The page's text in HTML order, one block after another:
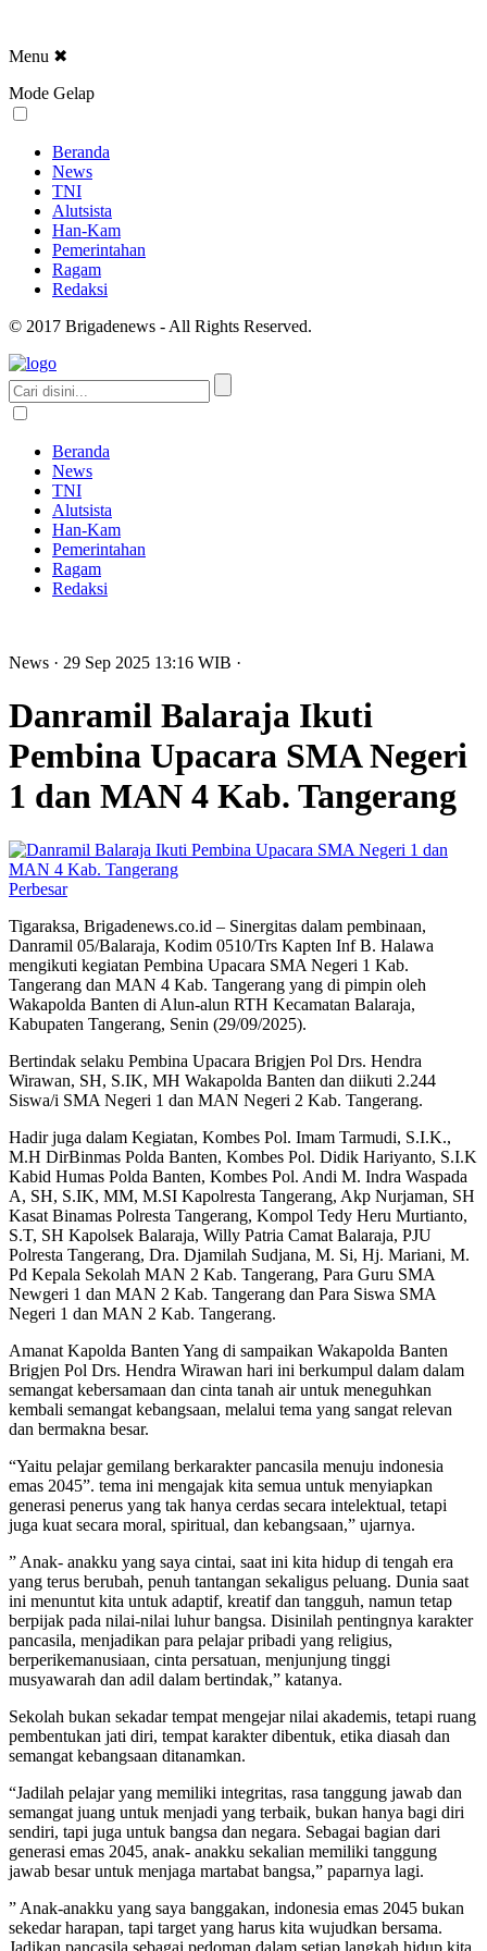
Menu ✖
Mode Gelap
Beranda
News
TNI
Alutsista
Han-Kam
Pemerintahan
Ragam
Redaksi
© 2017 Brigadenews - All Rights Reserved.
Beranda
News
TNI
Alutsista
Han-Kam
Pemerintahan
Ragam
Redaksi
News · 29 Sep 2025 13:16 WIB ·
Danramil Balaraja Ikuti
Pembina Upacara SMA Negeri
1 dan MAN 4 Kab. Tangerang
Perbesar
Tigaraksa, Brigadenews.co.id – Sinergitas dalam pembinaan,
Danramil 05/Balaraja, Kodim 0510/Trs Kapten Inf B. Halawa
mengikuti kegiatan Pembina Upacara SMA Negeri 1 Kab.
Tangerang dan MAN 4 Kab. Tangerang yang di pimpin oleh
Wakapolda Banten di Alun-alun RTH Kecamatan Balaraja,
Kabupaten Tangerang, Senin (29/09/2025).
Bertindak selaku Pembina Upacara Brigjen Pol Drs. Hendra
Wirawan, SH, S.IK, MH Wakapolda Banten dan diikuti 2.244
Siswa/i SMA Negeri 1 dan MAN Negeri 2 Kab. Tangerang.
Hadir juga dalam Kegiatan, Kombes Pol. Imam Tarmudi, S.I.K.,
M.H DirBinmas Polda Banten, Kombes Pol. Didik Hariyanto, S.I.K
Kabid Humas Polda Banten, Kombes Pol. Andi M. Indra Waspada
A, SH, S.IK, MM, M.SI Kapolresta Tangerang, Akp Nurjaman, SH
Kasat Binamas Polresta Tangerang, Kompol Tedy Heru Murtianto,
S.T, SH Kapolsek Balaraja, Willy Patria Camat Balaraja, PJU
Polresta Tangerang, Dra. Djamilah Sudjana, M. Si, Hj. Mariani, M.
Pd Kepala Sekolah MAN 2 Kab. Tangerang, Para Guru SMA
Newgeri 1 dan MAN 2 Kab. Tangerang dan Para Siswa SMA
Negeri 1 dan MAN 2 Kab. Tangerang.
Amanat Kapolda Banten Yang di sampaikan Wakapolda Banten
Brigjen Pol Drs. Hendra Wirawan hari ini berkumpul dalam dalam
semangat kebersamaan dan cinta tanah air untuk meneguhkan
kembali semangat kebangsaan, melalui tema yang sangat relevan
dan bermakna besar.
“Yaitu pelajar gemilang berkarakter pancasila menuju indonesia
emas 2045”. tema ini mengajak kita semua untuk menyiapkan
generasi penerus yang tak hanya cerdas secara intelektual, tetapi
juga kuat secara moral, spiritual, dan kebangsaan,” ujarnya.
” Anak- anakku yang saya cintai, saat ini kita hidup di tengah era
yang terus berubah, penuh tantangan sekaligus peluang. Dunia saat
ini menuntut kita untuk adaptif, kreatif dan tangguh, namun tetap
berpijak pada nilai-nilai luhur bangsa. Disinilah pentingnya karakter
pancasila, menjadikan para pelajar pribadi yang religius,
berperikemanusiaan, cinta persatuan, menjunjung tinggi
musyawarah dan adil dalam bertindak,” katanya.
Sekolah bukan sekadar tempat mengejar nilai akademis, tetapi ruang
pembentukan jati diri, tempat karakter dibentuk, etika diasah dan
semangat kebangsaan ditanamkan.
“Jadilah pelajar yang memiliki integritas, rasa tanggung jawab dan
semangat juang untuk menjadi yang terbaik, bukan hanya bagi diri
sendiri, tapi juga untuk bangsa dan negara. Sebagai bagian dari
generasi emas 2045, anak- anakku sekalian memiliki tanggung
jawab besar untuk menjaga martabat bangsa,” paparnya lagi.
” Anak-anakku yang saya banggakan, indonesia emas 2045 bukan
sekedar harapan, tapi target yang harus kita wujudkan bersama.
Jadikan pancasila sebagai pedoman dalam setiap langkah hidup kita.